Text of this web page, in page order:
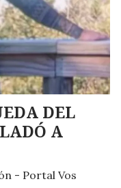
DEL
A
- Portal Vos